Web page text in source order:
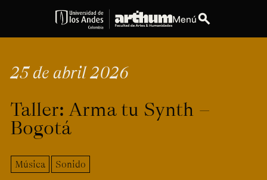
Menúsearch
Espacios
Explora ArteHum
25 de abril 2026
Taller: Arma tu Synth –
Bogotá
Música Sonido